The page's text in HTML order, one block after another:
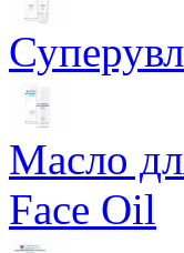
Масло
Face Oil